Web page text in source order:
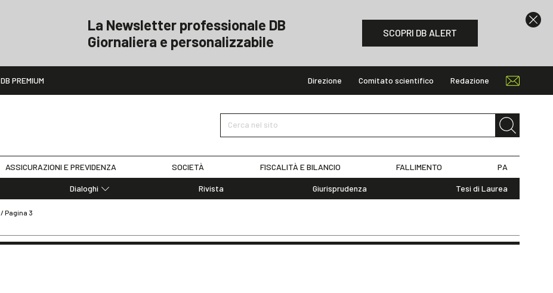
La Newsletter professionale DB
Giornaliera e personalizzabile
SCOPRI DB ALERT
DB PREMIUM Direzione Comitato scientifico Redazione
Cerca nel sito
ASSICURAZIONI E PREVIDENZA SOCIETÀ FISCALITÀ E BILANCIO FALLIMENTO PA
Dialoghi
Articoli
Rivista Giurisprudenza Tesi di Laurea
/Pagina 3